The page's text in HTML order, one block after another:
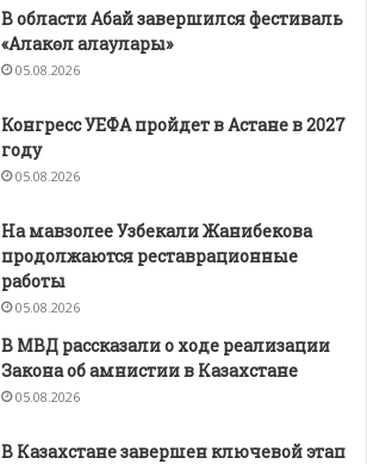
В области Абай завершился фестиваль
«Алакөл алаулары»
05.08.2026
Конгресс УЕФА пройдет в Астане в 2027
году
05.08.2026
На мавзолее Узбекали Жанибекова
продолжаются реставрационные
работы
05.08.2026
В МВД рассказали о ходе реализации
Закона об амнистии в Казахстане
05.08.2026
В Казахстане завершен ключевой этап